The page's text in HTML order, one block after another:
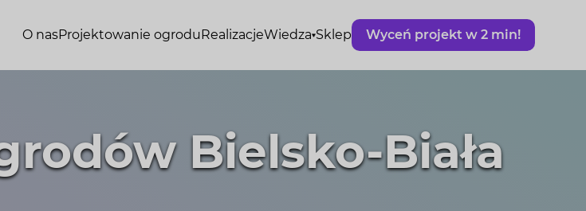
O nasProjektowanie ogroduRealizacjeWiedza Sklep Wyceń projekt w 2 min!
Bielsko-Biała